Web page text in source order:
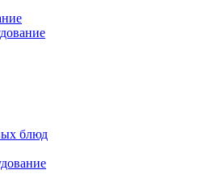
блюд